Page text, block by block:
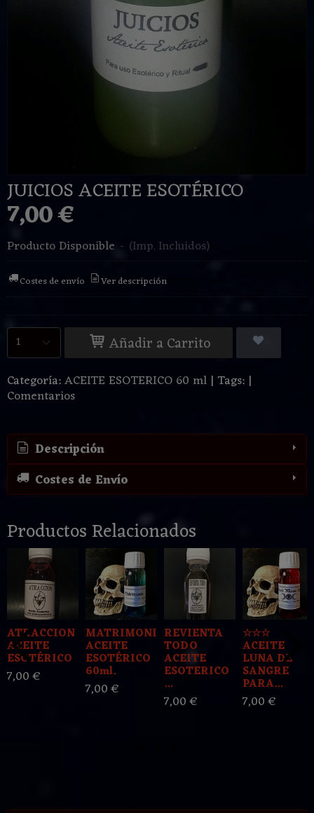
JUICIOS ACEITE ESOTÉRICO
7,00 €
Producto Disponible - (Imp. Incluidos)
Costes de envío Ver descripción
Añadir a Carrito
Categoría:ACEITE ESOTERICO 60 ml | Tags: |
Comentarios
Descripción
Costes de Envío
Productos Relacionados
ATRACCION
ACEITE
ESOTÉRICO
7,00 €
MATRIMONIO
ACEITE
ESOTÉRICO
60ml.
7,00 €
REVIENTA
TODO
ACEITE
ESOTERICO
...
7,00 €
☆☆☆
ACEITE
LUNA DE
SANGRE
PARA...
7,00 €